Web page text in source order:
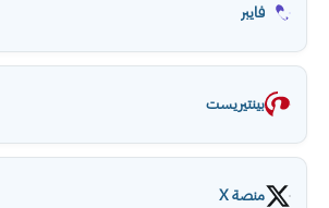
فايبر
بينتيريست
منصة X